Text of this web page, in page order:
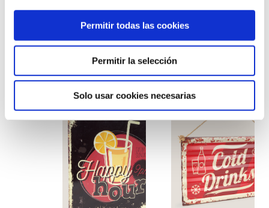
Permitir todas las cookies
Permitir la selección
Solo usar cookies necesarias
birthday